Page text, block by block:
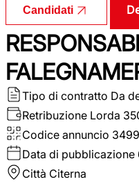
Candidati
Tipo di contratto Da
Retribuzione Lorda
Codice annuncio
Data di pubblicazione
Città Citerna